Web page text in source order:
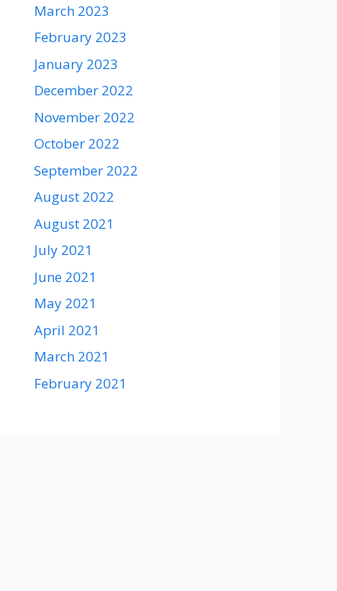
March 2023
February 2023
January 2023
December 2022
November 2022
October 2022
September 2022
August 2022
August 2021
July 2021
June 2021
May 2021
April 2021
March 2021
February 2021